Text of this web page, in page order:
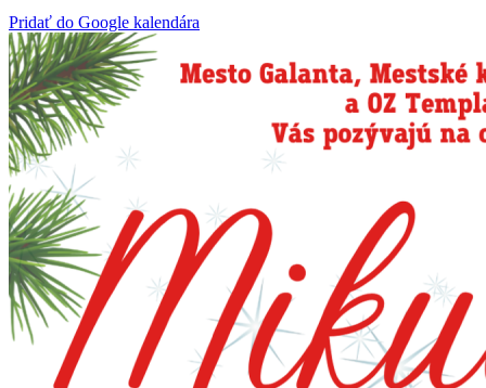
Pridať do Google kalendára